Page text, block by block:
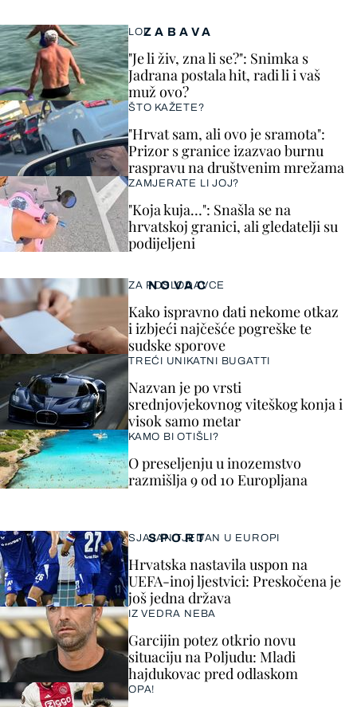
ZABAVA
LOL
"Je li živ, zna li se?": Snimka s
Jadrana postala hit, radi li i vaš
muž ovo?
ŠTO KAŽETE?
"Hrvat sam, ali ovo je sramota":
Prizor s granice izazvao burnu
raspravu na društvenim mrežama
ZAMJERATE LI JOJ?
"Koja kuja…": Snašla se na
hrvatskoj granici, ali gledatelji su
podijeljeni
SPORT
SJAJAN TJEDAN U EUROPI
Hrvatska nastavila uspon na
UEFA-inoj ljestvici: Preskočena je
još jedna država
IZ VEDRA NEBA
Garcijin potez otkrio novu
situaciju na Poljudu: Mladi
hajdukovac pred odlaskom
OPA!
NOVAC
ZA POSLODAVCE
Kako ispravno dati nekome otkaz
i izbjeći najčešće pogreške te
sudske sporove
TREĆI UNIKATNI BUGATTI
Nazvan je po vrsti
srednjovjekovnog viteškog konja i
visok samo metar
KAMO BI OTIŠLI?
O preseljenju u inozemstvo
razmišlja 9 od 10 Europljana